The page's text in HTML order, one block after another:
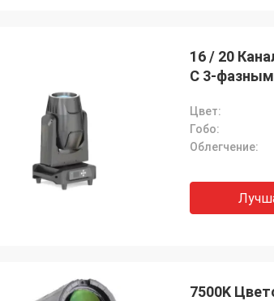
16 / 20
С 3-
Цвет:
Гобо:
Облегчение:
7500K